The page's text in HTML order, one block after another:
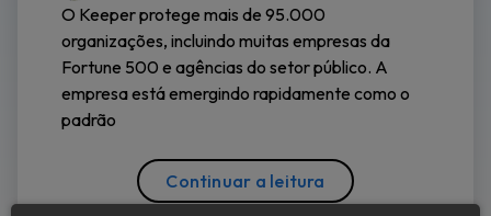
O Keeper protege mais de 95.000
organizações, incluindo muitas empresas da
Fortune 500 e agências do setor público. A
empresa está emergindo rapidamente como o
padrão
Continuar a leitura